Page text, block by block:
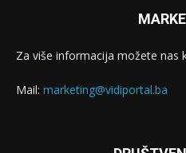
Za više informacija možete nas
Mail: marketing@vidiportal.ba